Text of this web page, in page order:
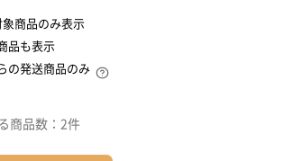
商品のみ表示
品も表示
の発送商品のみ
商品数： 2件